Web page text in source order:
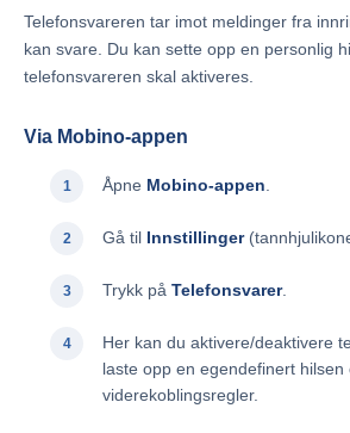
Telefonsvareren tar imot meldinger fra
kan svare. Du kan sette opp en personlig
telefonsvareren skal aktiveres.
Via Mobino-appen
Åpne Mobino-appen
Gå til Innstillinger
Trykk på Telefonsvarer.
Her kan du aktivere/deaktivere
laste opp en egendefinert hilsen
viderekoblingsregler.